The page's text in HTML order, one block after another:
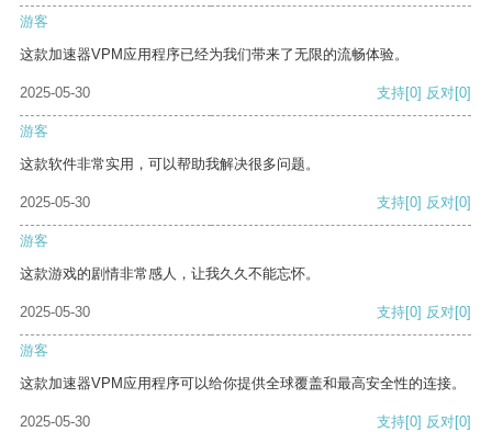
游客
这款加速器VPM应用程序已经为我们带来了无限的流畅体验。
2025-05-30 支持[0] 反对[0]
游客
这款软件非常实用，可以帮助我解决很多问题。
2025-05-30 支持[0] 反对[0]
游客
这款游戏的剧情非常感人，让我久久不能忘怀。
2025-05-30 支持[0] 反对[0]
游客
这款加速器VPM应用程序可以给你提供全球覆盖和最高安全性的连接。
2025-05-30 支持[0] 反对[0]